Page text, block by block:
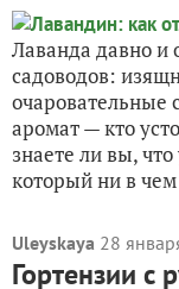
Лаванда давно и
садоводов:
очаровательные
аромат — кто
знаете ли вы,
который ни в
Uleyskaya 28
Гортензии с